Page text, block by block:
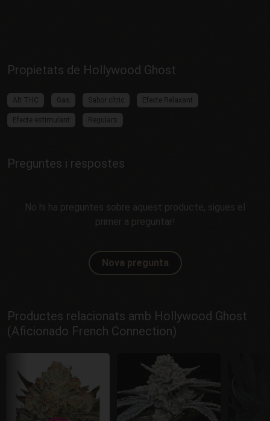
Propietats de Hollywood Ghost
Alt THC Gas Sabor cítric Efecte Relaxant
Efecte estimulant Regulars
Preguntes i respostes
No hi ha preguntes sobre aquest producte, sigues el
primer a preguntar!
Nova pregunta
Productes relacionats amb Hollywood Ghost
(Aficionado French Connection)